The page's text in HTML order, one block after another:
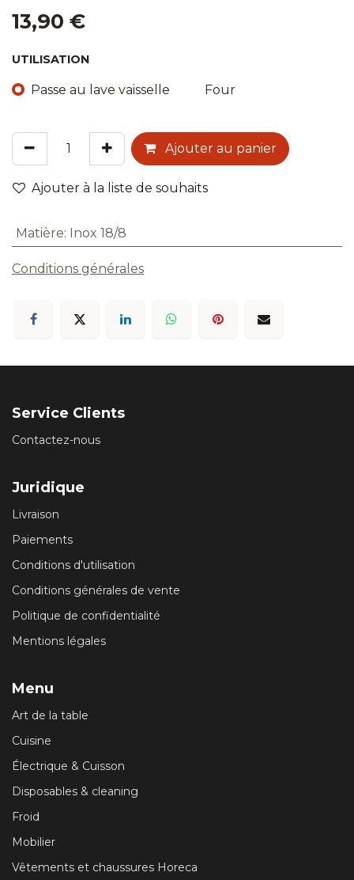
13,90 €
UTILISATION
Passe au lave vaisselle Four
Ajouter au panier
Ajouter à la liste de souhaits
Matière: Inox 18/8
Conditions générales
Service Clients
Contactez-nous
Juridique
Livraison
Paiements
Conditions d'utilisation
Conditions générales de vente
Politique de confidentialité
Mentions légales
Menu
Art de la table
Cuisine
Électrique & Cuisson
Disposables & cleaning
Froid
Mobilier
Vêtements et chaussures Horeca